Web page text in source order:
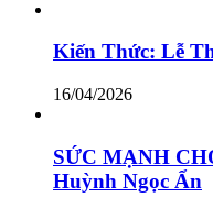
Kiến Thức: Lễ
16/04/2026
SỨC MẠNH
Huỳnh Ngọc Ẩn